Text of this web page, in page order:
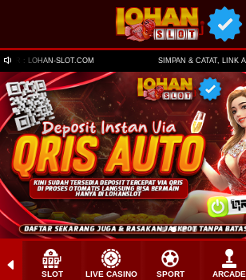
SIMPAN & CATAT, LINK ANTI BLOKIR : LOHAN-SLOT.COM
SLOT LIVE CASINO SPORT ARCADE